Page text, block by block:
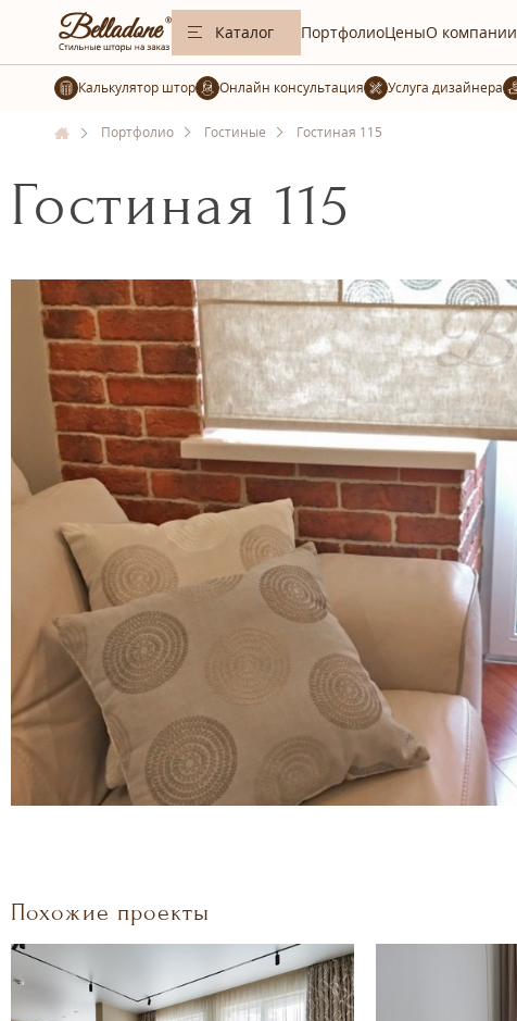
Каталог ПортфолиоЦеныО компании
Калькулятор штор Услуга дизайнера
Портфолио Гостиные Гостиная 115
Гостиная 115
Похожие проекты